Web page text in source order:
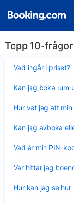
Topp 10-frågor
Vad ingår i priset?
mindre
Kan jag boka rum
mindre
Hur vet jag att
mindre
Kan jag avboka
mindre
Vad är min PIN-
mindre
Var hittar jag
mindre
Hur kan jag se
mindre